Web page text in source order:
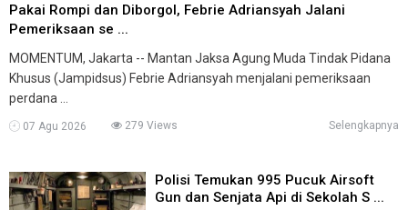
Pakai Rompi dan Diborgol, Febrie Adriansyah Jalani
Pemeriksaan se ...
MOMENTUM, Jakarta -- Mantan Jaksa Agung Muda Tindak Pidana
Khusus (Jampidsus) Febrie Adriansyah menjalani pemeriksaan
perdana ...
07 Agu 2026 279 Views Selengkapnya
Polisi Temukan 995 Pucuk Airsoft
Gun dan Senjata Api di Sekolah S ...